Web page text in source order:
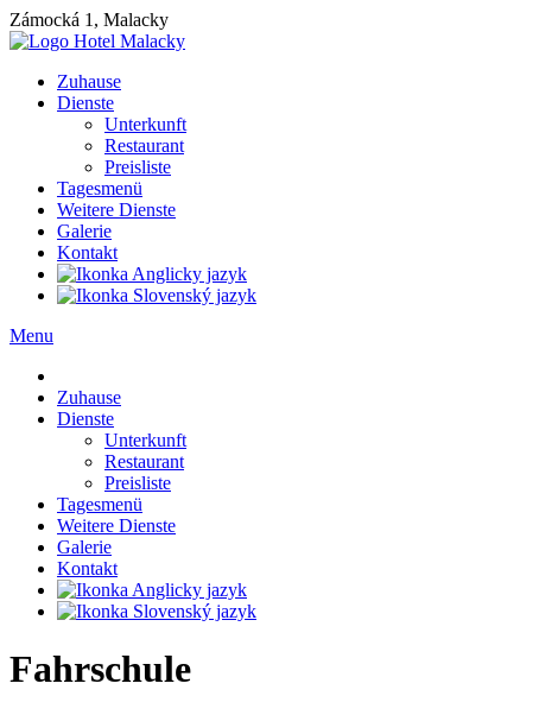
Zámocká 1, Malacky
Zuhause
Dienste
Unterkunft
Restaurant
Preisliste
Tagesmenü
Weitere Dienste
Galerie
Kontakt
Menu
Zuhause
Dienste
Unterkunft
Restaurant
Preisliste
Tagesmenü
Weitere Dienste
Galerie
Kontakt
Fahrschule